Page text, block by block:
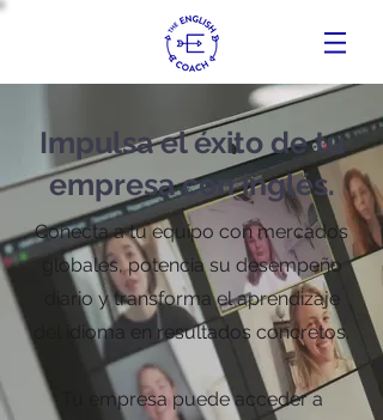
Impulsa el éxito de tu
empresa con inglés.
Conecta a tu equipo con mercados
globales, potencia su desempeño
diario y transforma el aprendizaje
del idioma en resultados concretos.
Tu empresa puede acceder a